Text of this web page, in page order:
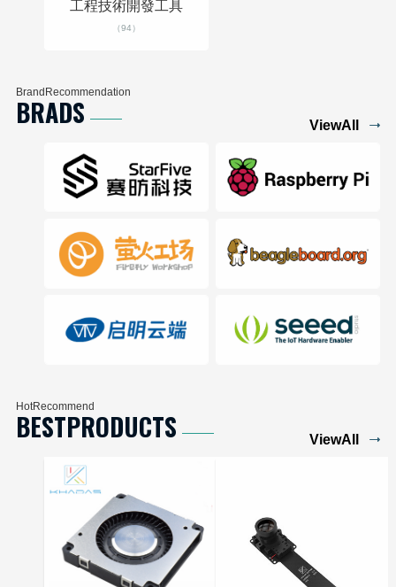
工程技術開發工具
（94）
BrandRecommendation
BRADS ViewAll
HotRecommend
BESTPRODUCTS ViewAll